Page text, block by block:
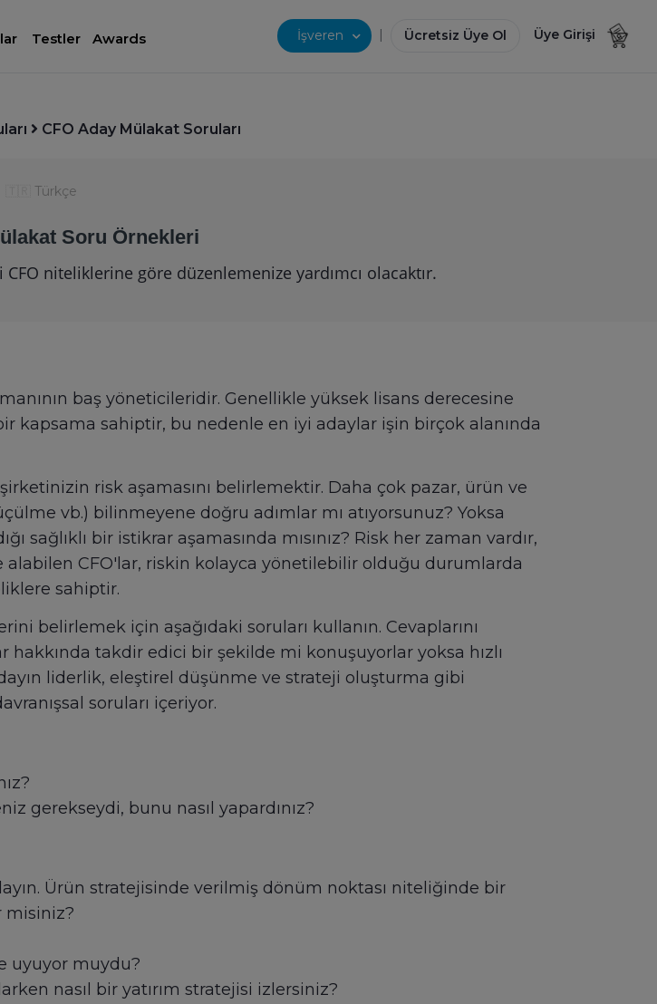
Testler Awards İşveren | Ücretsiz Üye Ol Üye Girişi
CFO Aday Mülakat Soruları
Türkçe
Soru Örnekleri
niteliklerine göre düzenlemenize yardımcı olacaktır.
baş yöneticileridir. Genellikle yüksek lisans derecesine
kapsama sahiptir, bu nedenle en iyi adaylar işin birçok alanında
risk aşamasını belirlemektir. Daha çok pazar, ürün ve
vb.) bilinmeyene doğru adımlar mı atıyorsunuz? Yoksa
sağlıklı bir istikrar aşamasında mısınız? Risk her zaman vardır,
alabilen CFO'lar, riskin kolayca yönetilebilir olduğu durumlarda
sahiptir.
belirlemek için aşağıdaki soruları kullanın. Cevaplarını
takdir edici bir şekilde mi konuşuyorlar yoksa hızlı
liderlik, eleştirel düşünme ve strateji oluşturma gibi
soruları içeriyor.
gerekseydi, bunu nasıl yapardınız?
Ürün stratejisinde verilmiş dönüm noktası niteliğinde bir
misiniz?
uyuyor muydu?
nasıl bir yatırım stratejisi izlersiniz?